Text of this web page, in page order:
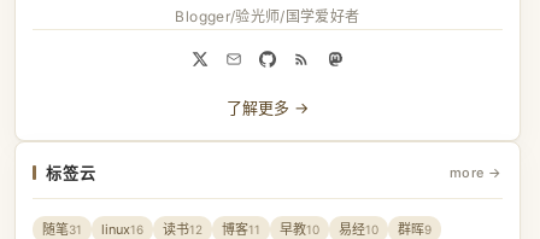
Blogger/验光师/国学爱好者
了解更多 →
标签云 more →
随笔31 linux16 读书12 博客11 早教10 易经10 群晖9